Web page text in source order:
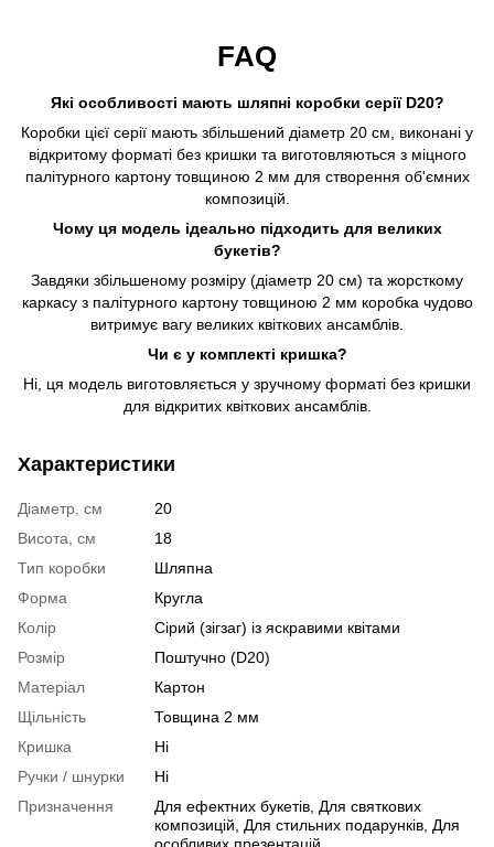
FAQ
Які особливості мають шляпні коробки серії D20?
Коробки цієї серії мають збільшений діаметр 20 см, виконані у
відкритому форматі без кришки та виготовляються з міцного
палітурного картону товщиною 2 мм для створення об'ємних
композицій.
Чому ця модель ідеально підходить для великих
букетів?
Завдяки збільшеному розміру (діаметр 20 см) та жорсткому
каркасу з палітурного картону товщиною 2 мм коробка чудово
витримує вагу великих квіткових ансамблів.
Чи є у комплекті кришка?
Ні, ця модель виготовляється у зручному форматі без кришки
для відкритих квіткових ансамблів.
Характеристики
Діаметр, см
20
Висота, см
18
Тип коробки
Шляпна
Форма
Кругла
Колір
Сірий (зігзаг) із яскравими квітами
Розмір
Поштучно (D20)
Матеріал
Картон
Щільність
Товщина 2 мм
Кришка
Ні
Ручки / шнурки
Ні
Призначення
Для ефектних букетів, Для святкових
композицій, Для стильних подарунків, Для